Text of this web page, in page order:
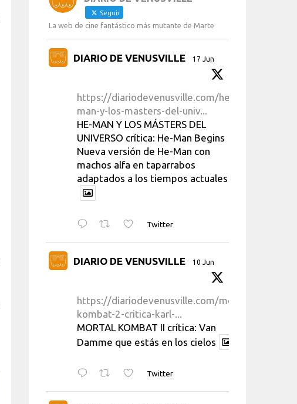
Seguir
La web de cine fantástico más mutante de Marte
DIARIO DE VENUSVILLE 17 Jun
https://diariodevenusville.com/he-
man-y-los-masters-del-univ...
HE-MAN Y LOS MÁSTERS DEL
UNIVERSO crítica: He-Man Begins
Nueva versión de He-Man con
machos alfa en taparrabos
adaptados a los tiempos actuales
Twitter
DIARIO DE VENUSVILLE 10 Jun
https://diariodevenusville.com/mortal-
kombat-2-critica-karl-...
MORTAL KOMBAT II crítica: Van
Damme que estás en los cielos
Twitter